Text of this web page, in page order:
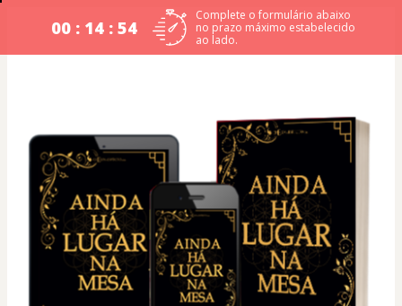
00 : 14 : 54
Complete o formulário abaixo
no prazo máximo estabelecido
ao lado.